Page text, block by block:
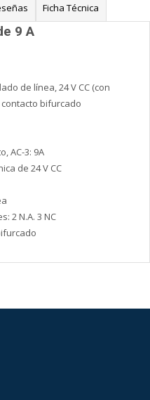
Ficha Técnica
9 A
de línea, 24 V CC (con
contacto bifurcado
AC-3: 9A
de 24 V CC
2 N.A. 3 NC